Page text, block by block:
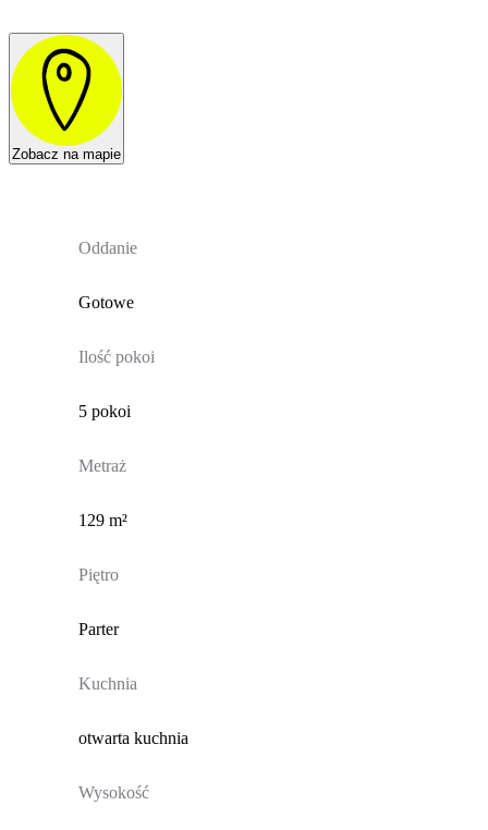
Zobacz na mapie
Oddanie
Gotowe
Ilość pokoi
5 pokoi
Metraż
129 m²
Piętro
Parter
Kuchnia
otwarta kuchnia
Wysokość